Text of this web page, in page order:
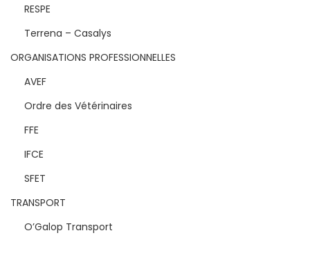
RESPE
Terrena – Casalys
ORGANISATIONS PROFESSIONNELLES
AVEF
Ordre des Vétérinaires
FFE
IFCE
SFET
TRANSPORT
O’Galop Transport